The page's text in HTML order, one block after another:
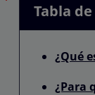
Tabla
¿Qué
¿Para